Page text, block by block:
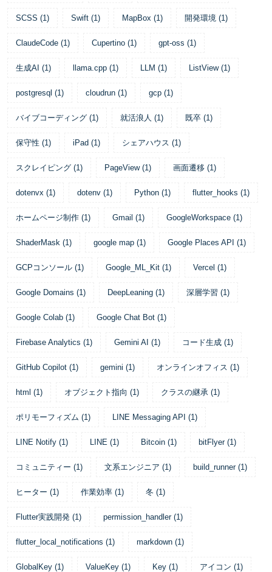
SCSS (1) Swift (1) MapBox (1) 開発環境 (1)
ClaudeCode (1) Cupertino (1) gpt-oss (1)
生成AI (1) llama.cpp (1) LLM (1) ListView (1)
postgresql (1) cloudrun (1) gcp (1)
バイブコーディング (1) 就活浪人 (1) 既卒 (1)
保守性 (1) iPad (1) シェアハウス (1)
スクレイピング (1) PageView (1) 画面遷移 (1)
dotenvx (1) dotenv (1) Python (1) flutter_hooks (1)
ホームページ制作 (1) Gmail (1) GoogleWorkspace (1)
ShaderMask (1) google map (1) Google Places API (1)
GCPコンソール (1) Google_ML_Kit (1) Vercel (1)
Google Domains (1) DeepLeaning (1) 深層学習 (1)
Google Colab (1) Google Chat Bot (1)
Firebase Analytics (1) Gemini AI (1) コード生成 (1)
GitHub Copilot (1) gemini (1) オンラインオフィス (1)
html (1) オブジェクト指向 (1) クラスの継承 (1)
ポリモーフィズム (1) LINE Messaging API (1)
LINE Notify (1) LINE (1) Bitcoin (1) bitFlyer (1)
コミュニティー (1) 文系エンジニア (1) build_runner (1)
ヒーター (1) 作業効率 (1) 冬 (1)
Flutter実践開発 (1) permission_handler (1)
flutter_local_notifications (1) markdown (1)
GlobalKey (1) ValueKey (1) Key (1) アイコン (1)